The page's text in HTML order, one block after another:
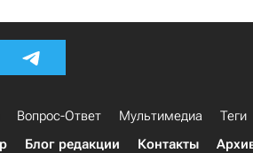
Вопрос-Ответ Мультимедиа
Теги
Блог редакции Контакты